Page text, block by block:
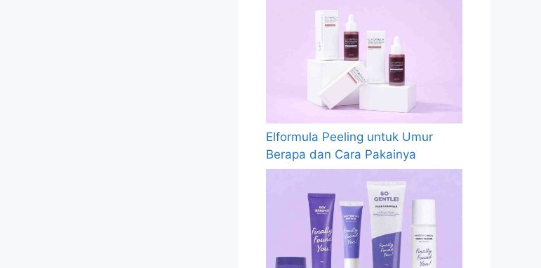
Elformula Peeling untuk Umur
Berapa dan Cara Pakainya